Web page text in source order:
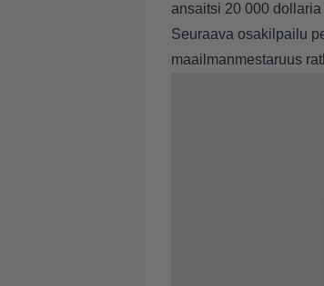
ansaitsi 20 000
Seuraava osakilpailu
maailmanmestaruus